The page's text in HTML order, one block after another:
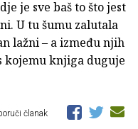
je sve baš to što jest
U tu šumu zalutala
lažni – a između njih
kojemu knjiga duguje
članak